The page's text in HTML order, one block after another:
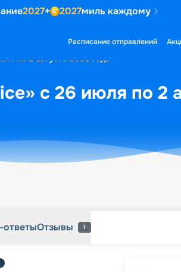
2027+ 2027миль каждому
Расписание отправлений
по 2 августа 2026 года
с 26 июля по 2
Отзывы 1